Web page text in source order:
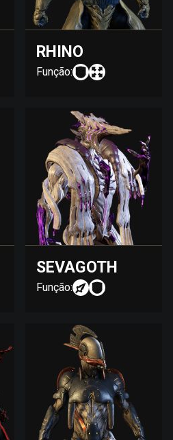
RHINO
Função:
SEVAGOTH
Função: